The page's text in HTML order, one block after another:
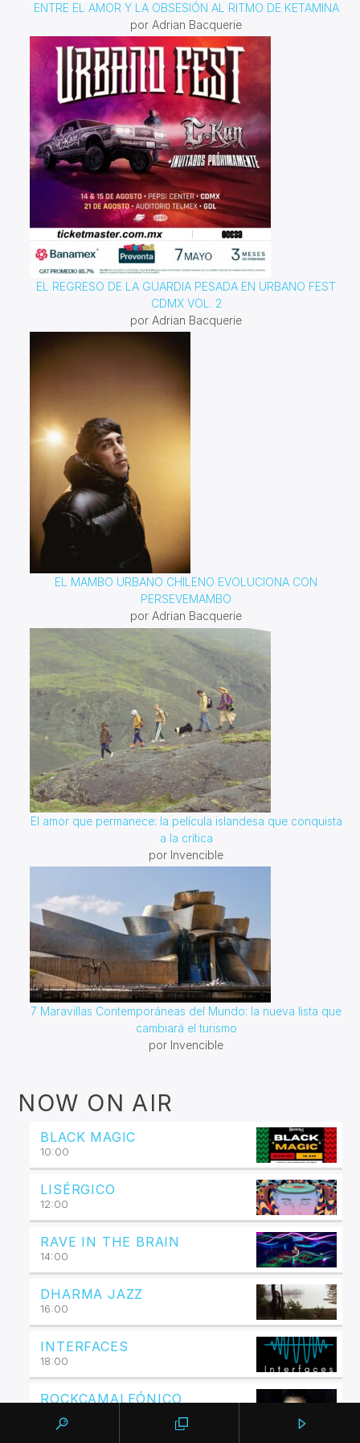
ENTRE EL AMOR Y LA OBSESIÓN AL RITMO DE KETAMINA
por Adrian Bacquerie
EL REGRESO DE LA GUARDIA PESADA EN URBANO FEST
CDMX VOL. 2
por Adrian Bacquerie
EL MAMBO URBANO CHILENO EVOLUCIONA CON
PERSEVEMAMBO
por Adrian Bacquerie
El amor que permanece: la película islandesa que conquista
a la crítica
por Invencible
7 Maravillas Contemporáneas del Mundo: la nueva lista que
cambiará el turismo
por Invencible
NOW ON AIR
BLACK MAGIC
10:00
LISÉRGICO
12:00
RAVE IN THE BRAIN
14:00
DHARMA JAZZ
16:00
INTERFACES
18:00
ROCKCAMALEÓNICO